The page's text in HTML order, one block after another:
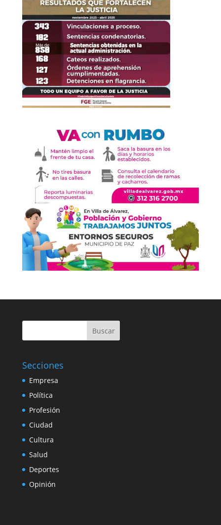
Buscar
Secciones
Empresa
Política
Profesión
Ciudad
Cultura
Salud
Deportes
Opinión